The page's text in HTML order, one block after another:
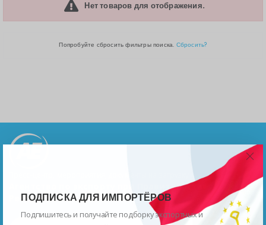
ПОДПИСКА ДЛЯ ИМПОРТЁРОВ
Подпишитесь и получайте подборку экспортных и
Нет товаров для отображения.
Попробуйте сбросить фильтры поиска. Сбросить?
Агентства по экспорту при Правительстве
Республики Таджикистан